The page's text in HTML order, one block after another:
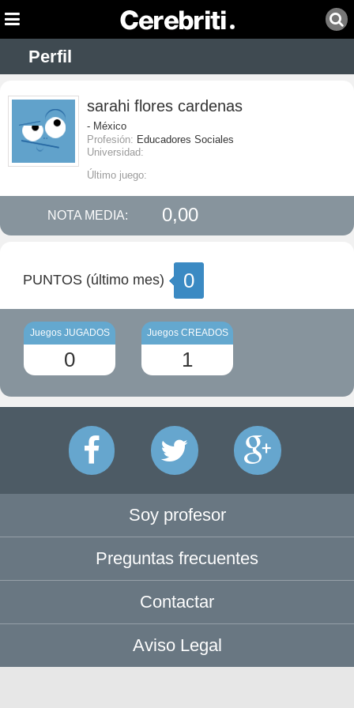
Perfil
sarahi flores cardenas
- México
Profesión: Educadores Sociales
Universidad:
Último juego:
NOTA MEDIA: 0,00
PUNTOS (último mes) 0
Juegos JUGADOS
0
Juegos CREADOS
1
Soy profesor
Preguntas frecuentes
Contactar
Aviso Legal